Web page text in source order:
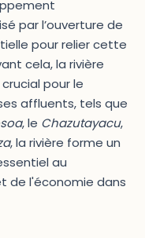
par l’ouverture de
pour relier cette
cela, la rivière
pour le
affluents, tels que
, le Chazutayacu,
, la rivière forme un
au
de l'économie dans